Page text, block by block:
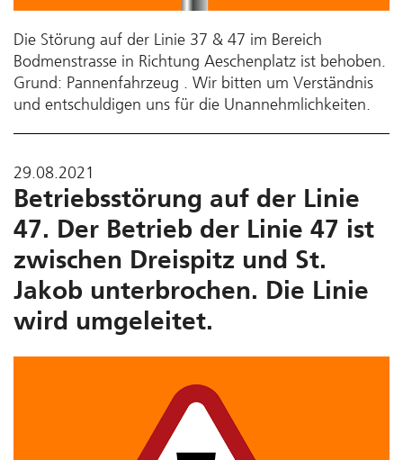
Die Störung auf der Linie 37 & 47 im Bereich
Bodmenstrasse in Richtung Aeschenplatz ist behoben.
Grund: Pannenfahrzeug . Wir bitten um Verständnis
und entschuldigen uns für die Unannehmlichkeiten.
29.08.2021
Betriebsstörung auf der Linie
47. Der Betrieb der Linie 47 ist
zwischen Dreispitz und St.
Jakob unterbrochen. Die Linie
wird umgeleitet.